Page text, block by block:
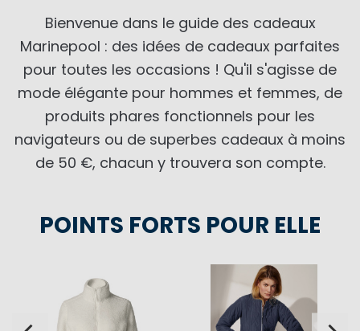
Bienvenue dans le guide des cadeaux
Marinepool : des idées de cadeaux parfaites
pour toutes les occasions ! Qu'il s'agisse de
mode élégante pour hommes et femmes, de
produits phares fonctionnels pour les
navigateurs ou de superbes cadeaux à moins
de 50 €, chacun y trouvera son compte.
POINTS FORTS POUR ELLE